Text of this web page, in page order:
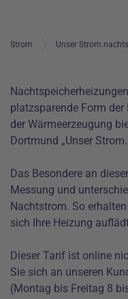
Strom Unser
platzsparende Form
der Wärmeerzeugung
Dortmund „Unser
Das Besondere an
Messung und
Nachtstrom. So
sich Ihre Heizung
Dieser Tarif ist online
Sie sich an unseren
(Montag bis Freitag 8